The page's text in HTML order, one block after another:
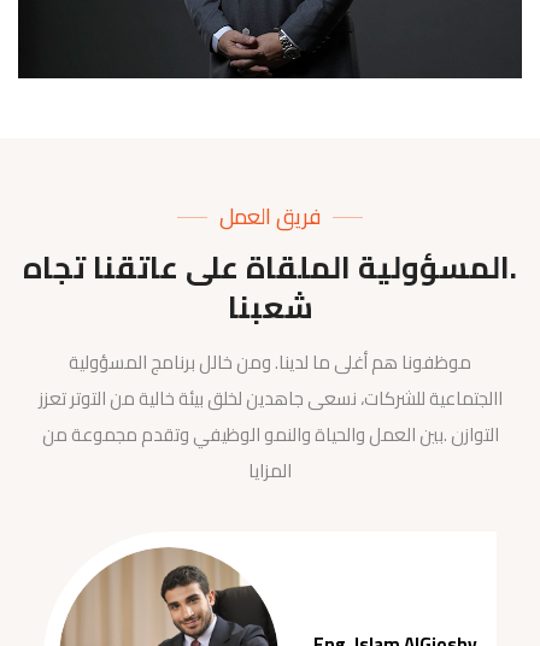
فريق العمل
.المسؤولية الملقاة على عاتقنا تجاه
شعبنا
موظفونا هم أغلى ما لدينا. ومن خالل برنامج المسؤولية
االجتماعية للشركات، نسعى جاهدين لخلق بيئة خالية من التوتر تعزز
التوازن .بين العمل والحياة والنمو الوظيفي وتقدم مجموعة من
المزايا